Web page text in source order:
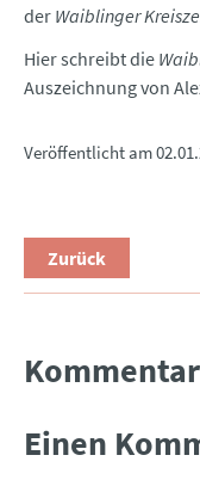
der Waiblinger
Hier schreibt die
Auszeichnung von
Veröffentlicht am
Zurück
Einen